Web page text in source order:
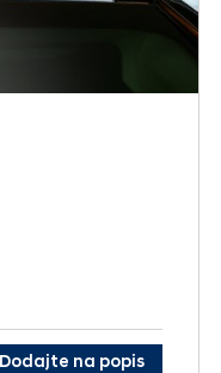
Dodajte na popis